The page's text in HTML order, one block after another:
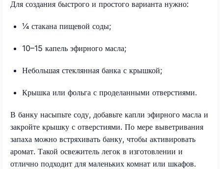
Для создания быстрого и простого варианта нужно:
¼ стакана пищевой соды;
10–15 капель эфирного масла;
Небольшая стеклянная банка с крышкой;
Крышка или фольга с проделанными отверстиями.
В банку насыпьте соду, добавьте капли эфирного масла и
закройте крышку с отверстиями. По мере выветривания
запаха можно встряхивать банку, чтобы активировать
аромат. Такой освежитель легок в изготовлении и
отлично подходит для маленьких комнат или шкафов.